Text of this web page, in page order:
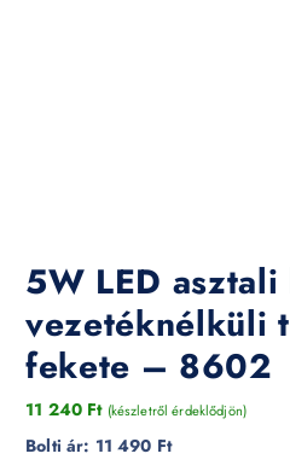
5W LED asztali
vezetéknélküli
fekete – 8602
11 240 Ft (készletről érdeklődjön)
Bolti ár: 11 490 Ft